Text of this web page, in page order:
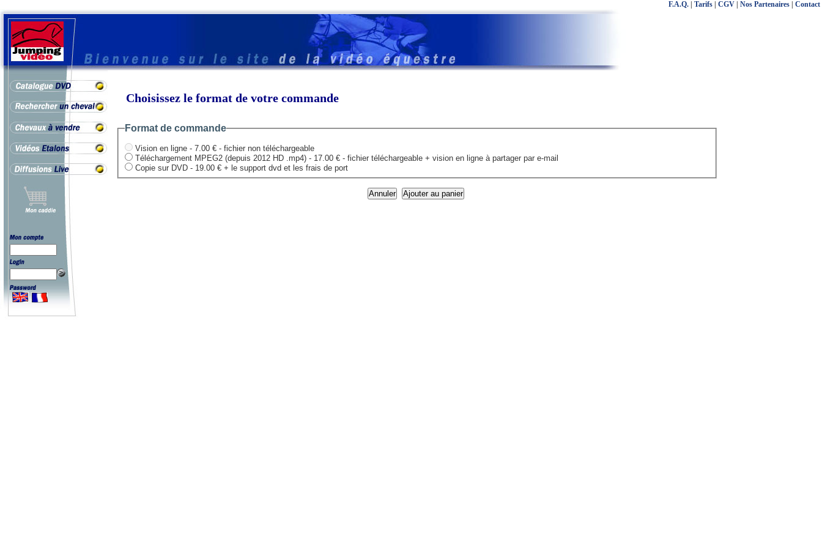
F.A.Q. Tarifs CGV Nos Partenaires Contact
Choisissez le format de votre commande
Format de commande
Vision en ligne - 7.00 € - fichier non téléchargeable
Téléchargement MPEG2 (depuis 2012 HD .mp4) - 17.00 € - fichier téléchargeable + vision en ligne à partager par e-mail
Copie sur DVD - 19.00 € + le support dvd et les frais de port